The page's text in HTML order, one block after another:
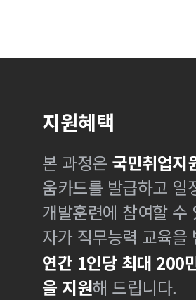
지원혜택
본 과정은 국민취업지
움카드를 발급하고 일
개발훈련에 참여할 수
자가 직무능력 교육을
연간 1인당 최대 200
을 지원해 드립니다.